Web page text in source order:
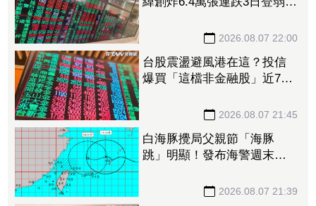
2026.08.07 22:00
台股震盪避風港在這？投信
爆買「這檔非金融股」近7千
2026.08.07 21:45
白海豚攪局父親節「海豚
跳」明顯！發布海警週末影
2026.08.07 21:39